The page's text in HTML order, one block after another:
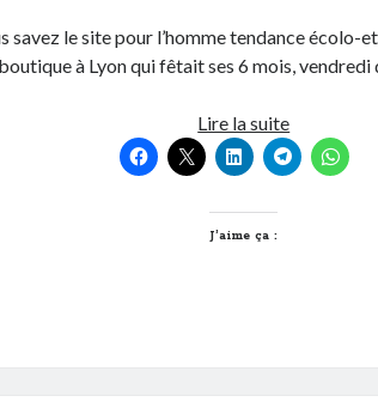
savez le site pour l’homme tendance écolo-
à Lyon qui fêtait ses 6 mois,
Lire la suiteLe
clip
so
J’aime ça :